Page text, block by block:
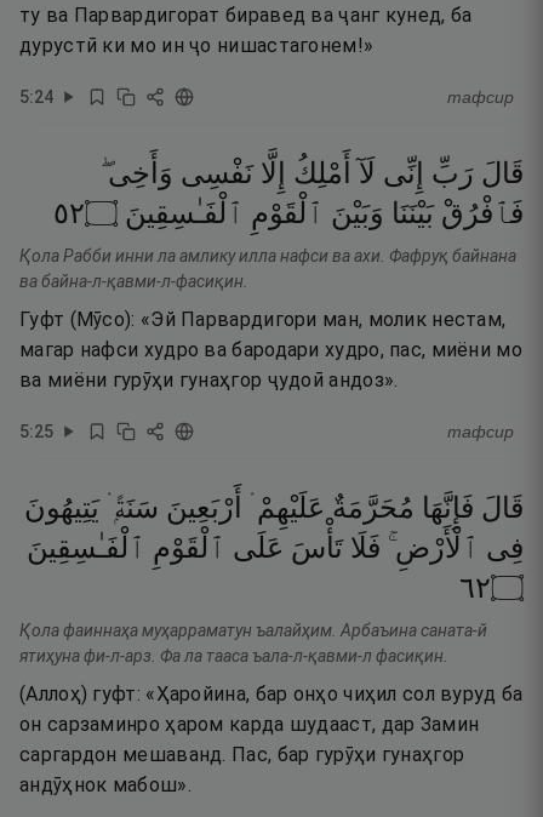
ту ва Парвардигорат биравед ва ҷанг кунед, ба
дурустӣ ки мо ин ҷо нишастагонем!»
5:24 тафсир
قَالَ رَبِّ إِنِّى لَآ أَمْلِكُ إِلَّا نَفْسِى وَأَخِى ۖ
فَٱفْرُقْ بَيْنَنَا وَبَيْنَ ٱلْقَوْمِ ٱلْفَـٰسِقِينَ ۝٢٥
Қола Рабби инни ла амлику илла нафси ва ахи. Фафруқ байнана
ва байна-л-қавми-л-фасиқин.
Гуфт (Мӯсо): «Эй Парвардигори ман, молик нестам,
магар нафси худро ва бародари худро, пас, миёни мо
ва миёни гурӯҳи гунаҳгор ҷудоӣ андоз».
5:25 тафсир
قَالَ فَإِنَّهَا مُحَرَّمَةٌ عَلَيْهِمْ ۛ أَرْبَعِينَ سَنَةًۭ ۛ يَتِيهُونَ
فِى ٱلْأَرْضِ ۚ فَلَا تَأْسَ عَلَى ٱلْقَوْمِ ٱلْفَـٰسِقِينَ
۝٢٦
Қола фаиннаҳа муҳарраматун ъалайҳим. Арбаъина саната-й
ятиҳуна фи-л-арз. Фа ла тааса ъала-л-қавми-л фасиқин.
(Аллоҳ) гуфт: «Ҳаройина, бар онҳо чиҳил сол вуруд ба
он сарзаминро ҳаром карда шудааст, дар Замин
саргардон мешаванд. Пас, бар гурӯҳи гунаҳгор
андӯҳнок мабош».